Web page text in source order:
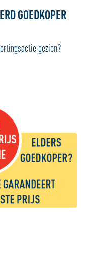
GOEDKOPER
gezien?